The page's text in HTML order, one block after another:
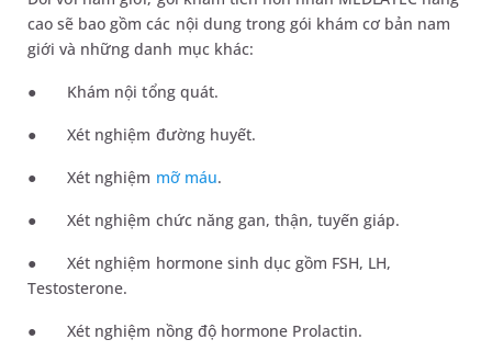
cao sẽ bao gồm các nội dung trong gói khám cơ bản nam
giới và những danh mục khác:
● Khám nội tổng quát.
● Xét nghiệm đường huyết.
● Xét nghiệm mỡ máu.
● Xét nghiệm chức năng gan, thận, tuyến giáp.
●
Xét nghiệm hormone sinh dục gồm FSH, LH,
Testosterone.
● Xét nghiệm nồng độ hormone Prolactin.